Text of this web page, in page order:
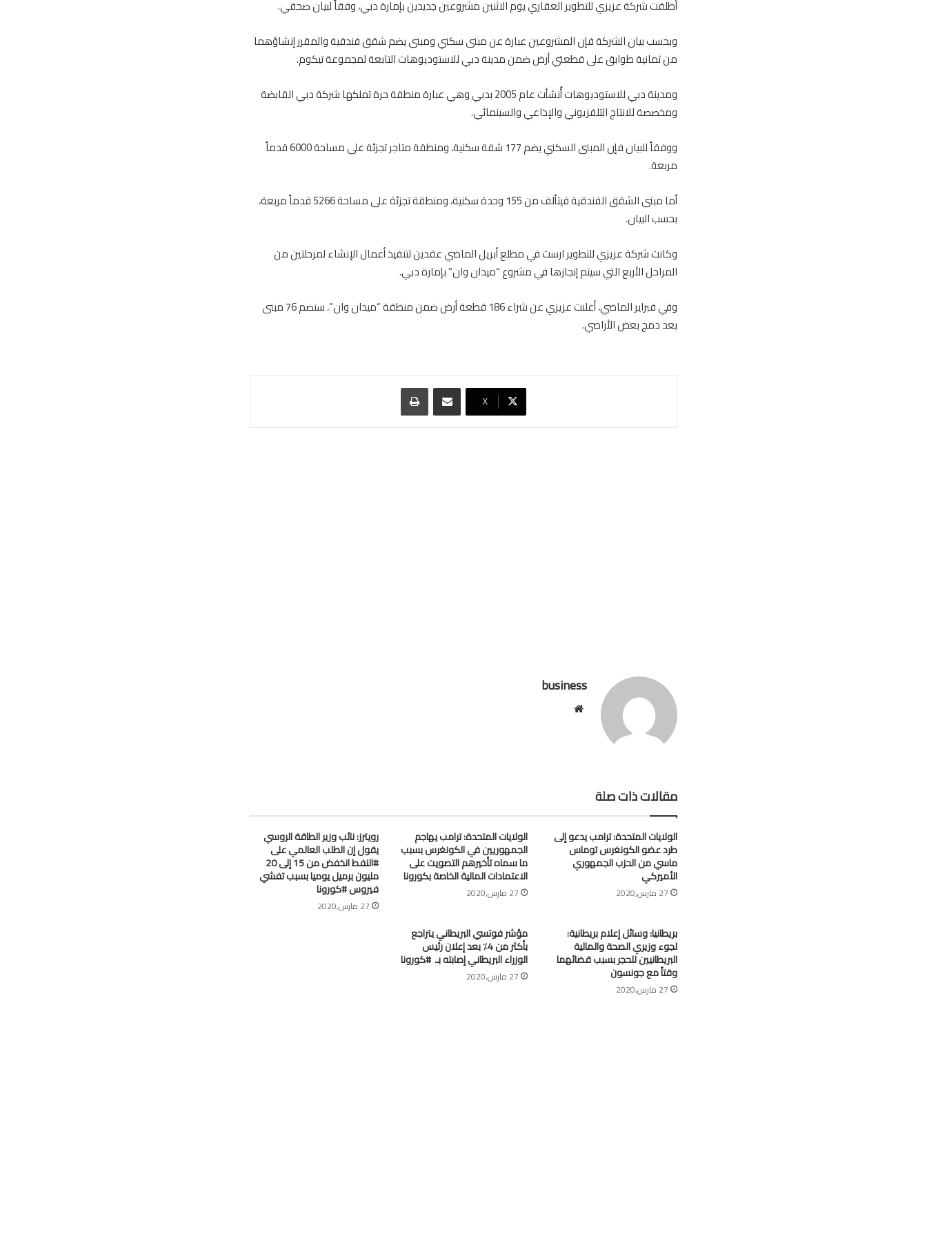
أطلقت شركة عزيزي للتطوير العقاري يوم الاثنين مشروعين جديدين بإمارة دبي، وفقاً لبيان صحفي.
وبحسب بيان الشركة فإن المشروعين عبارة عن مبنى سكني ومبنى يضم شقق فندقية والمقرر إنشاؤهما
من ثمانية طوابق على قطعتي أرض ضمن مدينة دبي للاستوديوهات التابعة لمجموعة تيكوم.
ومدينة دبي للاستوديوهات أُنشأت عام 2005 بدبي وهي عبارة منطقة حرة تملكها شركة دبي القابضة
ومخصصة للانتاج التلفزيوني والإذاعي والسينمائي.
ووفقاً للبيان فإن المبنى السكني يضم 177 شقة سكنية، ومنطقة متاجر تجزئة على مساحة 6000 قدماً
مربعة.
أما مبنى الشقق الفندقية فيتألف من 155 وحدة سكنية، ومنطقة تجزئة على مساحة 5266 قدماً مربعة،
بحسب البيان.
وكانت شركة عزيزي للتطوير ارست في مطلع أبريل الماضي عقدين لتنفيذ أعمال الإنشاء لمرحلتين من
المراحل الأربع التي سيتم إنجازها في مشروع “ميدان وان” بإمارة دبي.
وفي فبراير الماضي، أعلنت عزيزي عن شراء 186 قطعة أرض ضمن منطقة “ميدان وان”، ستضم 76 مبنى
بعد دمج بعض الأراضي.
‫X
مشاركة عبر البريد طباعة
business
مقالات ذات صلة
الولايات المتحدة: ترامب يدعو إلى
طرد عضو الكونغرس توماس
ماسي من الحزب الجمهوري
الأميركي
27 مارس,2020
الولايات المتحدة: ترامب يهاجم
الجمهوريين في الكونغرس بسبب
ما سماه تأخيرهم التصويت على
الاعتمادات المالية الخاصة بكورونا
27 مارس,2020
رويترز: نائب وزير الطاقة الروسي
يقول إن الطلب العالمي على
#النفط انخفض من 15 إلى 20
مليون برميل يوميا بسبب تفشي
فيروس #كورونا
27 مارس,2020
بريطانيا: وسائل إعلام بريطانية:
لجوء وزيري الصحة والمالية
البريطانيين للحجر بسبب قضائهما
وقتاً مع جونسون
27 مارس,2020
مؤشر فوتسي البريطاني يتراجع
بأكثر من 4٪ بعد إعلان رئيس
الوزراء البريطاني إصابته بـ ⁧ #كورونا⁩
27 مارس,2020